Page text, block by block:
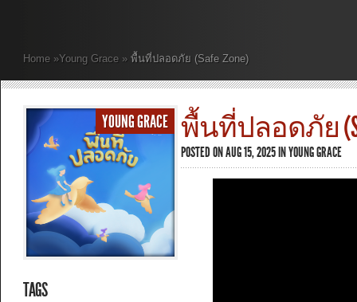
Home »Young Grace » พื้นที่ปลอดภัย (Safe Zone)
YOUNG GRACE
TAGS
พื้นที่ปลอดภัย
POSTED ON AUG 15, 2025 INYOUNG GRACE